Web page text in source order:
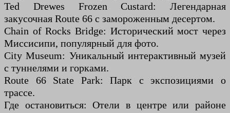
Ted Drewes Frozen Custard: Легендарная
закусочная Route 66 с замороженным десертом.
Chain of Rocks Bridge: Исторический мост через
Миссисипи, популярный для фото.
City Museum: Уникальный интерактивный музей
с туннелями и горками.
Route 66 State Park: Парк с экспозициями о
трассе.
Где остановиться: Отели в центре или районе